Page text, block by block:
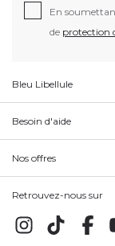
En
de protection
Bleu Libellule
Besoin d'aide
Nos offres
Retrouvez-nous sur